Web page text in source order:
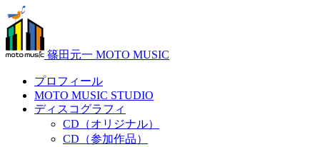
篠田元一 MOTO MUSIC
プロフィール
MOTO MUSIC STUDIO
ディスコグラフィ
CD（オリジナル）
CD（参加作品）